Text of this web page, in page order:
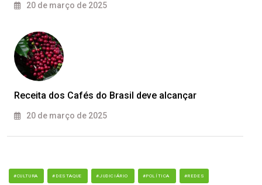
20 de março de 2025
Receita dos Cafés do Brasil deve alcançar
20 de março de 2025
#CULTURA #DESTAQUE #JUDICIÁRIO #POLÍTICA #REDES